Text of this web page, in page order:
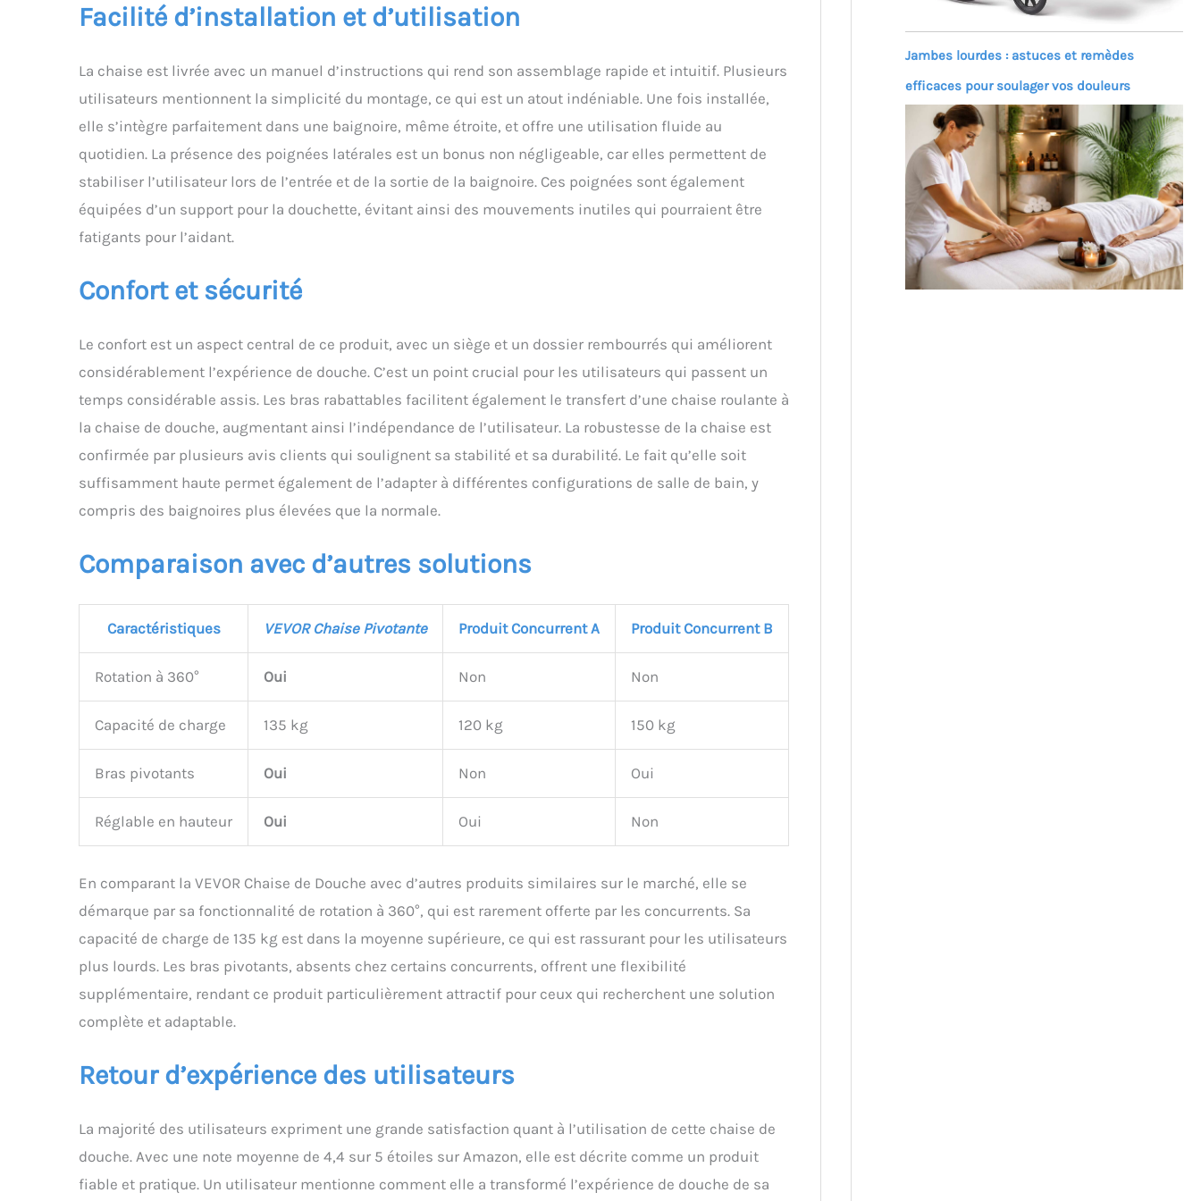
conception à vis rapide, ce qui rend le montage et le démontage un jeu
Facilité d’installation et d’utilisation
La chaise est livrée avec un manuel d’instructions qui rend son assemblage rapide et intuitif. Plusieurs
utilisateurs mentionnent la simplicité du montage, ce qui est un atout indéniable. Une fois installée,
elle s’intègre parfaitement dans une baignoire, même étroite, et offre une utilisation fluide au
quotidien. La présence des poignées latérales est un bonus non négligeable, car elles permettent de
stabiliser l’utilisateur lors de l’entrée et de la sortie de la baignoire. Ces poignées sont également
équipées d’un support pour la douchette, évitant ainsi des mouvements inutiles qui pourraient être
fatigants pour l’aidant.
Confort et sécurité
Le confort est un aspect central de ce produit, avec un siège et un dossier rembourrés qui améliorent
considérablement l’expérience de douche. C’est un point crucial pour les utilisateurs qui passent un
temps considérable assis. Les bras rabattables facilitent également le transfert d’une chaise roulante à
la chaise de douche, augmentant ainsi l’indépendance de l’utilisateur. La robustesse de la chaise est
confirmée par plusieurs avis clients qui soulignent sa stabilité et sa durabilité. Le fait qu’elle soit
suffisamment haute permet également de l’adapter à différentes configurations de salle de bain, y
compris des baignoires plus élevées que la normale.
Comparaison avec d’autres solutions
Caractéristiques VEVOR Chaise Pivotante Produit Concurrent A Produit Concurrent B
Rotation à 360° Oui Non Non
Capacité de charge 135 kg 120 kg 150 kg
Bras pivotants Oui Non Oui
Réglable en hauteur Oui Oui Non
En comparant la VEVOR Chaise de Douche avec d’autres produits similaires sur le marché, elle se
démarque par sa fonctionnalité de rotation à 360°, qui est rarement offerte par les concurrents. Sa
capacité de charge de 135 kg est dans la moyenne supérieure, ce qui est rassurant pour les utilisateurs
plus lourds. Les bras pivotants, absents chez certains concurrents, offrent une flexibilité
supplémentaire, rendant ce produit particulièrement attractif pour ceux qui recherchent une solution
complète et adaptable.
Retour d’expérience des utilisateurs
La majorité des utilisateurs expriment une grande satisfaction quant à l’utilisation de cette chaise de
douche. Avec une note moyenne de 4,4 sur 5 étoiles sur Amazon, elle est décrite comme un produit
fiable et pratique. Un utilisateur mentionne comment elle a transformé l’expérience de douche de sa
Jambes lourdes : astuces et remèdes
efficaces pour soulager vos douleurs